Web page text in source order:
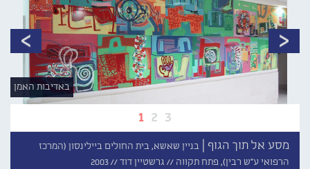
1 2 3
באדיבות האמן
מסע אל תוך הגוף | בניין שאשא, בית החולים ביילינסון (המרכז
הרפואי ע"ש רבין), פתח תקווה // גרשטיין דוד //2003